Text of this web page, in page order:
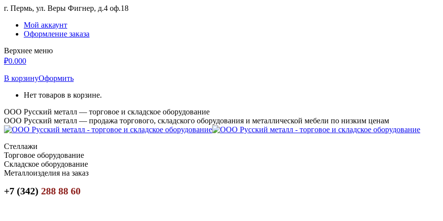
Перейти
содержанию
г. Пермь, ул. Веры Фигнер, д.4 оф.18
Мой аккаунт
Оформление заказа
Верхнее меню
₽0.000
В корзинуОформить
Нет товаров в корзине.
ООО Русский металл — торговое и складское оборудование
ООО Русский металл — продажа торгового, складского оборудования и металлической мебели по низким ценам
Стеллажи
Торговое оборудование
Складское оборудование
Металлоизделия на заказ
+7 (342) 288 88 60